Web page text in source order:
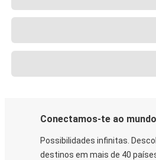
Conectamos-te ao mundo
Possibilidades infinitas.
destinos em mais de 40